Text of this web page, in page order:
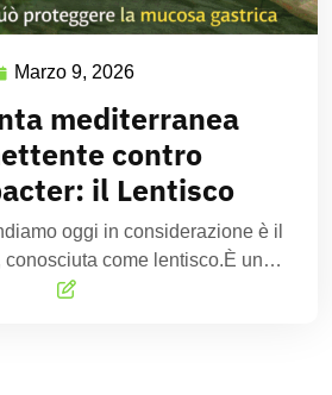
Marzo 9, 2026
mediterranea
contro
il Lentisco
oggi in considerazione è il
conosciuta come lentisco.È un…